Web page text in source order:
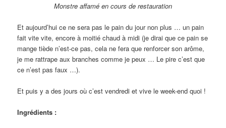
Monstre affamé en cours de restauration
Et aujourd’hui ce ne sera pas le pain du jour non plus … un pain
fait vite vite, encore à moitié chaud à midi (je dirai que ce pain se
mange tiède n’est-ce pas, cela ne fera que renforcer son arôme,
je me rattrape aux branches comme je peux … Le pire c’est que
ce n’est pas faux …).
Et puis y a des jours où c’est vendredi et vive le week-end quoi !
Ingrédients :